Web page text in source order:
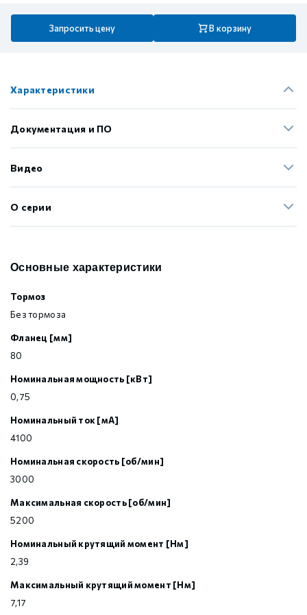
Запросить цену В корзину
Характеристики
Документация и ПО
Видео
О серии
Основные характеристики
Тормоз
Без тормоза
Фланец [мм]
80
Номинальная мощность [кВт]
0,75
Номинальный ток [мА]
4100
Номинальная скорость [об/мин]
3000
Максимальная скорость [об/мин]
5200
Номинальный крутящий момент [Нм]
2,39
Максимальный крутящий момент [Нм]
7,17